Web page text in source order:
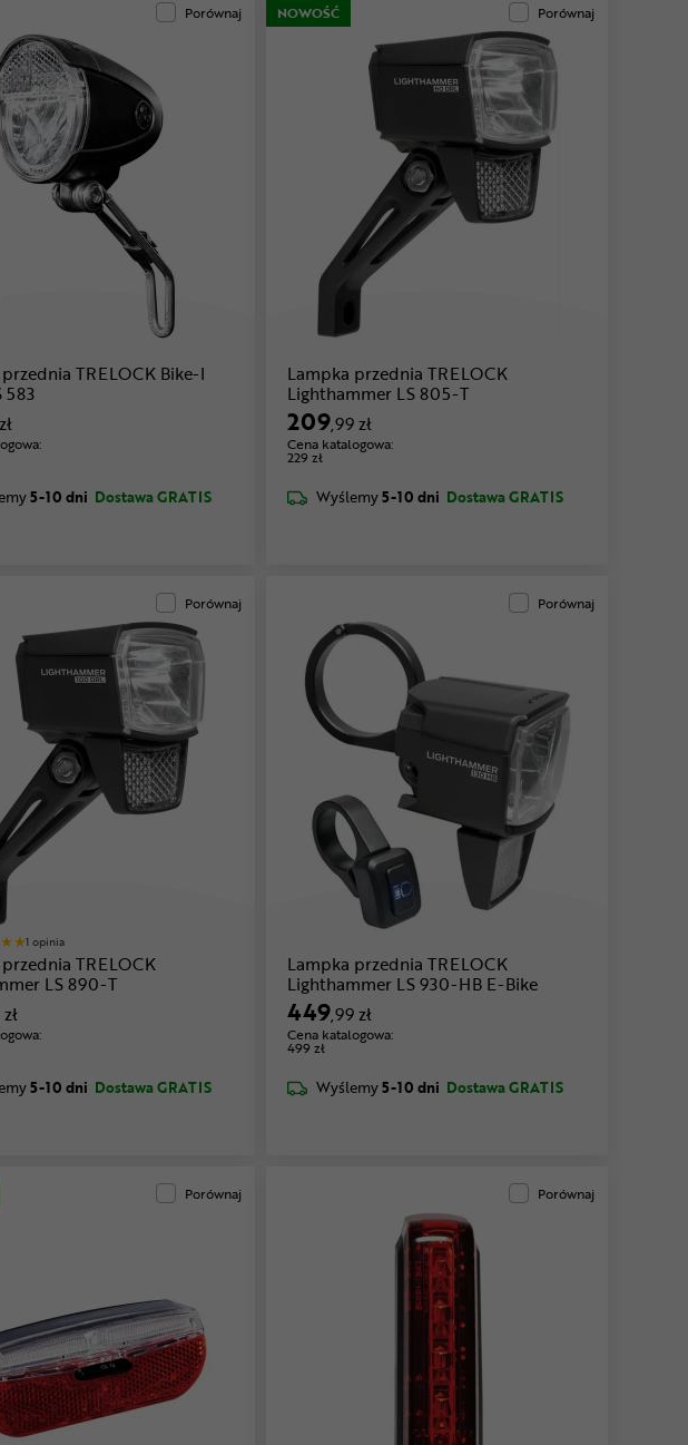
Porównaj
TRELOCK Bike-I
583
5-10 dni Dostawa GRATIS
NOWOŚĆ Porównaj
Lampka przednia TRELOCK
Lighthammer LS 805-T
209,99 zł
Cena katalogowa:
229 zł
Wyślemy5-10 dni Dostawa GRATIS
Porównaj
1 opinia
TRELOCK
Lighthammer LS 890-T
5-10 dni Dostawa GRATIS
Porównaj
Lampka przednia TRELOCK
Lighthammer LS 930-HB E-Bike
449,99 zł
Cena katalogowa:
499 zł
Wyślemy5-10 dni Dostawa GRATIS
Porównaj Porównaj